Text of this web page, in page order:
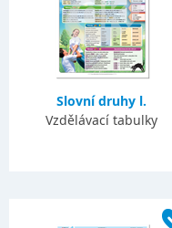
Slovní druhy l.
Vzdělávací tabulky